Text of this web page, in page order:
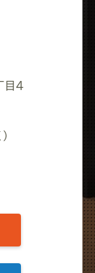
目４